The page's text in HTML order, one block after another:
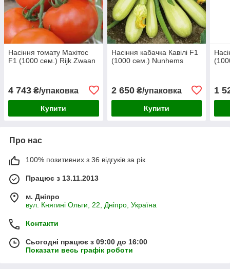
Насіння томату Махітос
F1 (1000 сем.) Rijk Zwaan
4 743 ₴/упаковка
Купити
Насіння кабачка Кавілі F1
(1000 сем.) Nunhems
2 650₴/упаковка
Купити
1
Про нас
100% позитивних з 36 відгуків за рік
Працює з 13.11.2013
м. Дніпро
вул. Княгині Ольги, 22, Дніпро, Україна
Контакти
Сьогодні працює з 09:00 до 16:00
Показати весь графік роботи